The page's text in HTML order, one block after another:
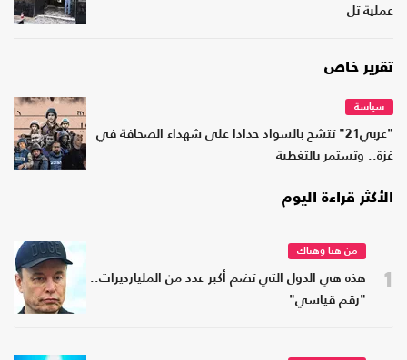
عملية تل
تقرير خاص
سياسة
"عربي21" تتشح بالسواد حدادا على شهداء الصحافة في
غزة.. وتستمر بالتغطية
الأكثر قراءة اليوم
1
من هنا وهناك
هذه هي الدول التي تضم أكبر عدد من المليارديرات..
"رقم قياسي"